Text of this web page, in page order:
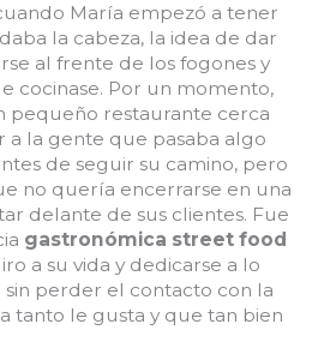
María empezó a tener
la cabeza, la idea de dar
al frente de los fogones y
cocinase. Por un momento,
pequeño restaurante cerca
a la gente que pasaba algo
de seguir su camino, pero
no quería encerrarse en una
delante de sus clientes. Fue
gastronómica street food
a su vida y dedicarse a lo
perder el contacto con la
tanto le gusta y que tan bien